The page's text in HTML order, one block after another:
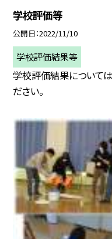
学校評価等
公開日 2022/11/10
学校評価結果等
学校評価結果について
ださい。